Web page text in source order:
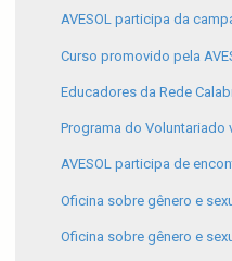
AVESOL participa da
Curso promovido pela
Educadores da Rede
Programa do Voluntariado
AVESOL participa de
Oficina sobre gênero e
Oficina sobre gênero e